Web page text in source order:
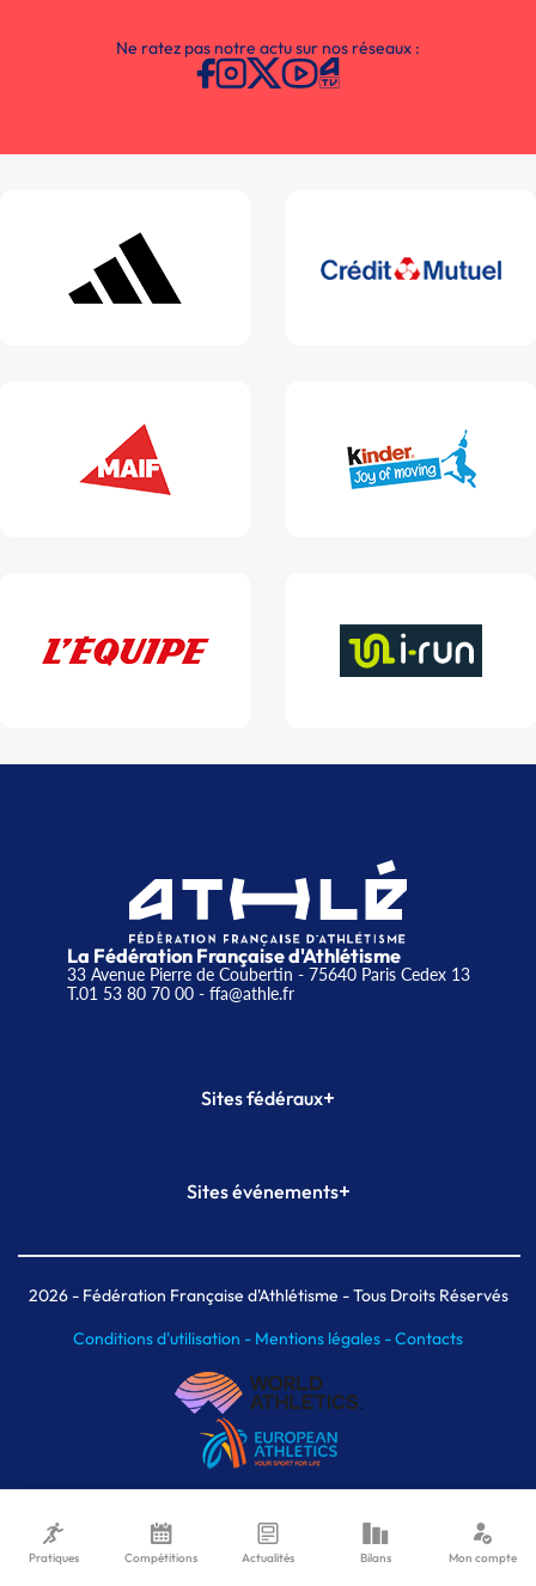
Ne ratez pas notre actu sur nos réseaux :
La Fédération Française d'Athlétisme
33 Avenue Pierre de Coubertin - 75640 Paris Cedex 13
T.01 53 80 70 00- ffa@athle.fr
Sites fédéraux+
Plateforme Formation
Sites événements+
Meeting de Paris indoor
MAIF Ekiden de Paris
2026- Fédération Française d'Athlétisme - Tous Droits Réservés
Conditions d'utilisation - Mentions légales -Contacts
Pratiques Compétitions Actualités Bilans Mon compte